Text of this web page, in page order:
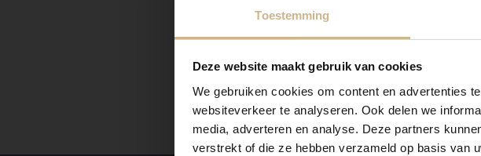
Toestemming
Deze website maakt gebruik van cookies
We gebruiken cookies om content en advertenties
websiteverkeer te analyseren. Ook delen we
media, adverteren en analyse. Deze partners
verstrekt of die ze hebben verzameld op basis van